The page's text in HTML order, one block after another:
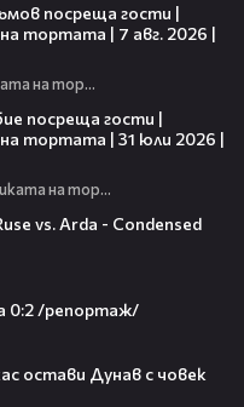
посреща гости |
тортата | 7 авг. 2026 |
Черешката на тортата
посреща гости |
тортата | 31 юли 2026 |
Черешката на тортата
vs. Arda - Condensed
0:2 /репортаж/
остави Дунав с човек